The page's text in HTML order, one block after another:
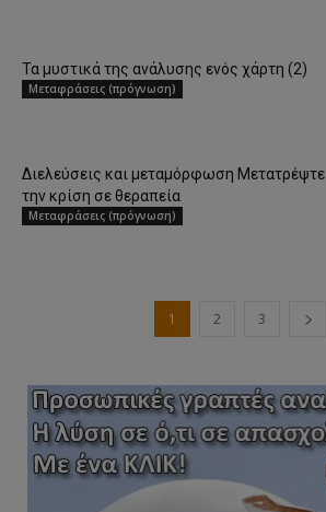
Τα μυστικά της ανάλυσης ενός χάρτη (2)
Μεταφράσεις (πρόγνωση)
Διελεύσεις και μεταμόρφωση Μετατρέψτε
την κρίση σε θεραπεία
Μεταφράσεις (πρόγνωση)
1 2 3